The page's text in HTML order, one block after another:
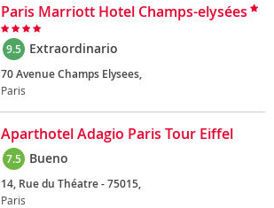
Paris Marriott Hotel Champs-elysées
9.5 Extraordinario
70 Avenue Champs Elysees,
Paris
Aparthotel Adagio Paris Tour Eiffel
7.5 Bueno
14, Rue du Théatre - 75015,
Paris